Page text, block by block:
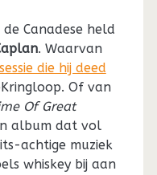
Canadese held
. Waarvan
sessie die hij deed
Of van
Of Great
album dat vol
achtige muziek
whiskey bij aan